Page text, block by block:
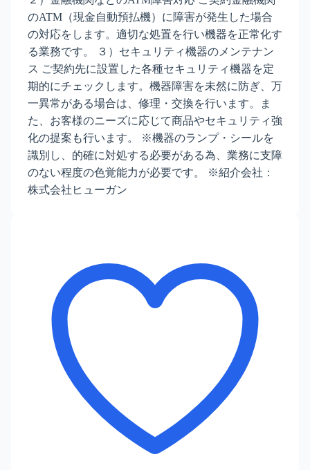
のATM（現金自動預払機）に障害が発生した場合
の対応をします。適切な処置を行い機器を正常化す
る業務です。 ３）セキュリティ機器のメンテナン
ス ご契約先に設置した各種セキュリティ機器を定
期的にチェックします。機器障害を未然に防ぎ、万
一異常がある場合は、修理・交換を行います。ま
た、お客様のニーズに応じて商品やセキュリティ強
化の提案も行います。 ※機器のランプ・シールを
識別し、的確に対処する必要がある為、業務に支障
のない程度の色覚能力が必要です。 ※紹介会社：
株式会社ヒューガン